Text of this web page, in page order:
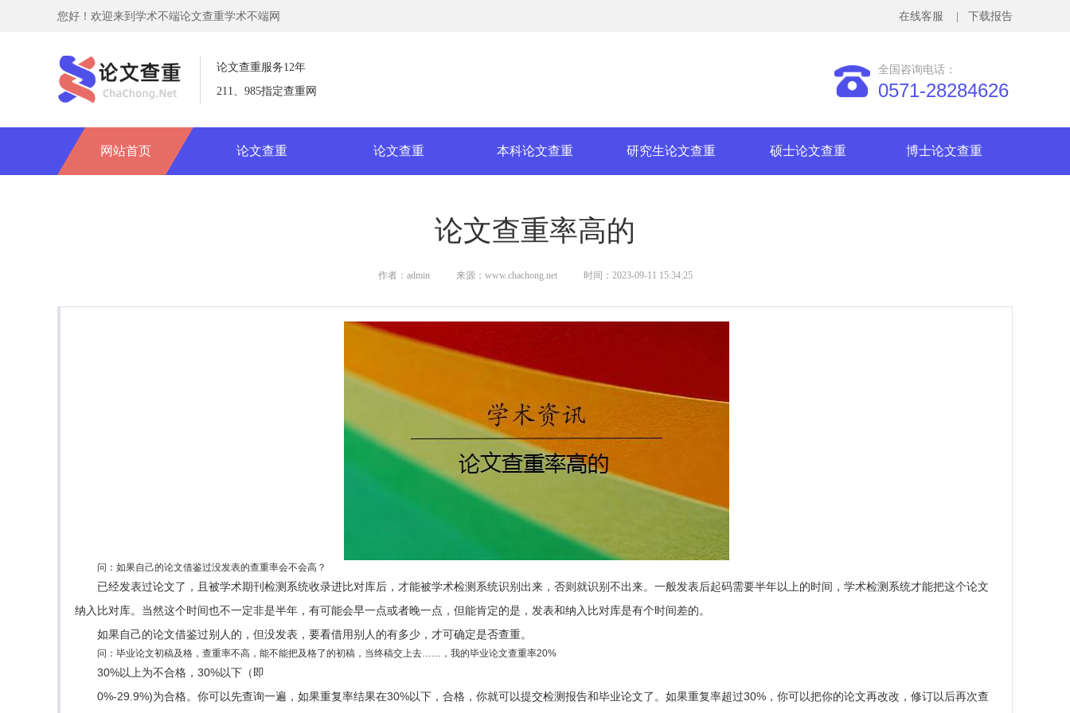
您好！欢迎来到学术不端论文查重学术不端网
网站首页 论文查重 论文查重 本科论文查重 研究生论文查重 硕士论文查重 博士论文查重
论文查重服务12年
211、985指定查重网
全国咨询电话：
0571-28284626
| 下载报告
在线客服
论文查重率高的
作者：admin 来源：www.chachong.net 时间：2023-09-11 15:34:25
问：如果自己的论文借鉴过没发表的查重率会不会高？
已经发表过论文了，且被学术期刊检测系统收录进比对库后，才能被学术检测系统识别出来，否则就识别不出来。一般发表后起码需要半年以上的时间，学术检测系统才能把这个论文
纳入比对库。当然这个时间也不一定非是半年，有可能会早一点或者晚一点，但能肯定的是，发表和纳入比对库是有个时间差的。
如果自己的论文借鉴过别人的，但没发表，要看借用别人的有多少，才可确定是否查重。
问：毕业论文初稿及格，查重率不高，能不能把及格了的初稿，当终稿交上去……，我的毕业论文查重率20%
30%以上为不合格，30%以下（即
0%-29.9%)为合格。你可以先查询一遍，如果重复率结果在30%以下，合格，你就可以提交检测报告和毕业论文了。如果重复率超过30%，你可以把你的论文再改改，修订以后再次查